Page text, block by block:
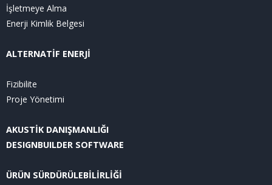
İşletmeye Alma
Enerji Kimlik Belgesi
ALTERNATİF ENERJİ
Fizibilite
Proje Yönetimi
AKUSTİK DANIŞMANLIĞI
DESIGNBUILDER SOFTWARE
ÜRÜN SÜRDÜRÜLEBİLİRLİĞİ